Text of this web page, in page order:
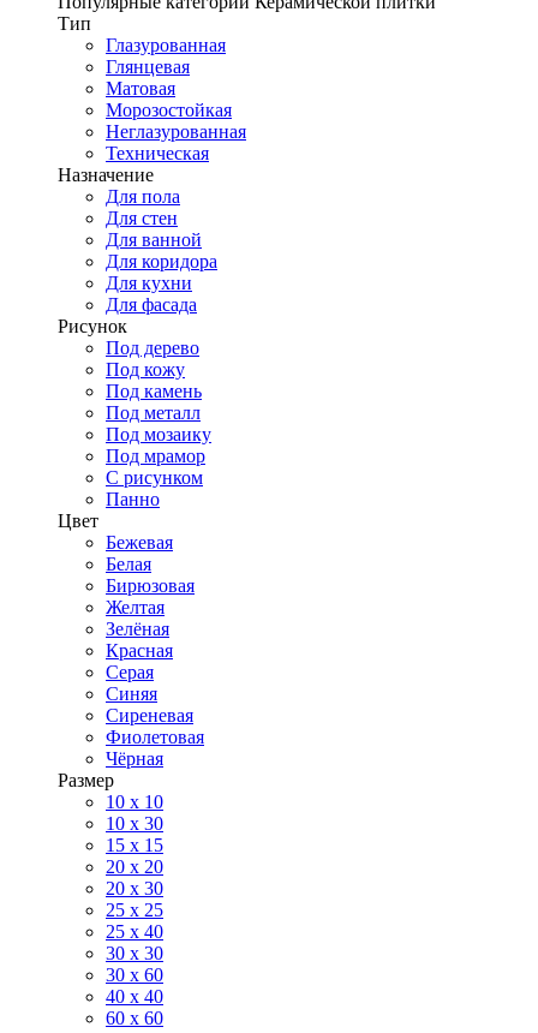
Тип
Глазурованная
Глянцевая
Матовая
Морозостойкая
Неглазурованная
Техническая
Назначение
Для пола
Для стен
Для ванной
Для коридора
Для кухни
Для фасада
Рисунок
Под дерево
Под кожу
Под камень
Под металл
Под мозаику
Под мрамор
С рисунком
Панно
Цвет
Бежевая
Белая
Бирюзовая
Желтая
Зелёная
Красная
Серая
Синяя
Сиреневая
Фиолетовая
Чёрная
Размер
10 х 10
10 x 30
15 x 15
20 х 20
20 x 30
25 x 25
25 x 40
30 x 30
30 х 60
40 х 40
60 х 60